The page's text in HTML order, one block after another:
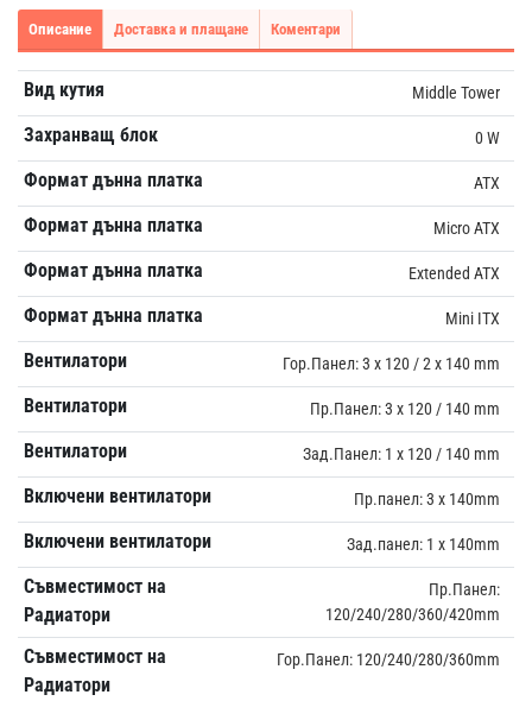
Описание Доставка и плащане Коментари
Вид кутия Middle Tower
Захранващ блок 0 W
Формат дънна платка ATX
Формат дънна платка Micro ATX
Формат дънна платка Extended ATX
Формат дънна платка Mini ITX
Вентилатори Гор.Панел: 3 x 120 / 2 x 140 mm
Вентилатори Пр.Панел: 3 x 120 / 140 mm
Вентилатори Зад.Панел: 1 x 120 / 140 mm
Включени вентилатори Пр.панел: 3 x 140mm
Включени вентилатори Зад.панел: 1 x 140mm
Съвместимост на
Радиатори
Пр.Панел:
120/240/280/360/420mm
Съвместимост на
Радиатори
Гор.Панел: 120/240/280/360mm